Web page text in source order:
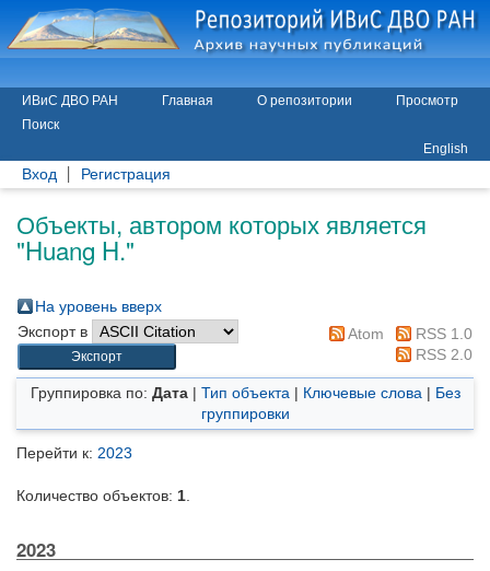
ИВиС ДВО РАН Главная О репозитории
Просмотр
Поиск
English
Вход Регистрация
Объекты, автором которых является
"Huang H."
На уровень вверх
Экспорт в
Atom
RSS 1.0
RSS 2.0
Группировка по: Дата| Тип объекта | Ключевые слова | Без
группировки
Перейти к: 2023
Количество объектов: 1
2023